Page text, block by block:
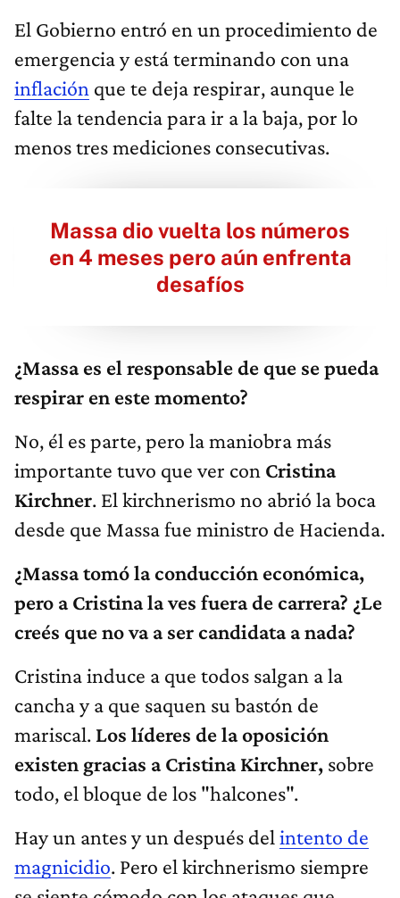
El Gobierno entró en un procedimiento de
emergencia y está terminando con una
inflación que te deja respirar, aunque le
falte la tendencia para ir a la baja, por lo
menos tres mediciones consecutivas.
Massa dio vuelta los números
en 4 meses pero aún enfrenta
desafíos
¿Massa es el responsable de que se pueda
respirar en este momento?
No, él es parte, pero la maniobra más
importante tuvo que ver con Cristina
Kirchner. El kirchnerismo no abrió la boca
desde que Massa fue ministro de Hacienda.
¿Massa tomó la conducción económica,
pero a Cristina la ves fuera de carrera? ¿Le
creés que no va a ser candidata a nada?
Cristina induce a que todos salgan a la
cancha y a que saquen su bastón de
mariscal. Los líderes de la oposición
existen gracias a Cristina Kirchner, sobre
todo, el bloque de los "halcones".
Hay un antes y un después del intento de
magnicidio. Pero el kirchnerismo siempre